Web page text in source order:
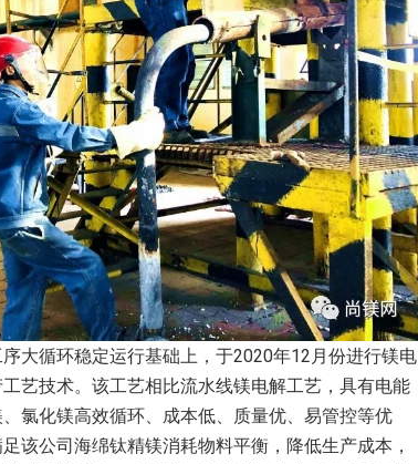
大循环稳定运行基础上，于2020年12月份进行镁电
艺技术。该工艺相比流水线镁电解工艺，具有电能
氯化镁高效循环、成本低、质量优、易管控等优
该公司海绵钛精镁消耗物料平衡，降低生产成本，